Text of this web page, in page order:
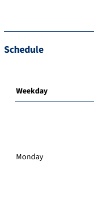
Schedule
Weekday
Monday